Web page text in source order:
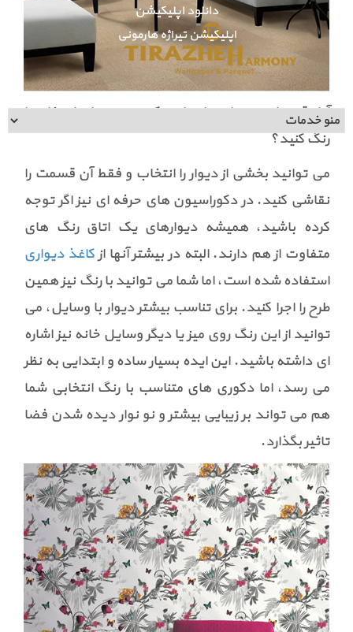
دانلود اپلیکیشن
اپلیکیشن تیراژه هارمونی
آیا وقت یا بودجه این را ندارید که همه دیوارهای خانه را
رنگ کنید؟
می توانید بخشی از دیوار را انتخاب و فقط آن قسمت را
نقاشی کنید. در دکوراسیون های حرفه ای نیز اگر توجه
کرده باشید، همیشه دیوارهای یک اتاق رنگ های
متفاوت از هم دارند. البته در بیشتر آنها ازکاغذ دیواری
استفاده شده است، اما شما می توانید با رنگ نیز همین
طرح را اجرا کنید. برای تناسب بیشتر دیوار با وسایل، می
توانید از این رنگ روی میز یا دیگر وسایل خانه نیز اشاره
ای داشته باشید. این ایده بسیار ساده و ابتدایی به نظر
می رسد، اما دکوری های متناسب با رنگ انتخابی شما
هم می تواند بر زیبایی بیشتر و نو نوار دیده شدن فضا
تاثیر بگذارد.